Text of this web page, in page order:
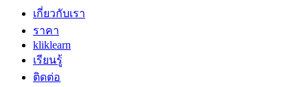
เกี่ยวกับเรา
ราคา
kliklearn
เรียนรู้
ติดต่อ